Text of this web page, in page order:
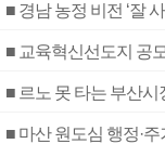
■ 경남 농정 비전 ‘잘
■ 교육혁신선도지 공
■ 르노 못 타는 부산
■ 마산 원도심 행정·